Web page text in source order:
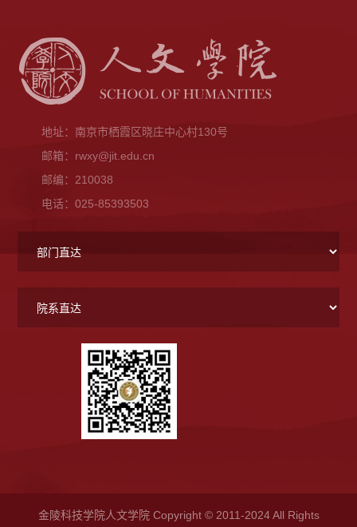
地址：南京市栖霞区晓庄中心村130号
邮箱：rwxy@jit.edu.cn
邮编：210038
电话：025-85393503
金陵科技学院人文学院 Copyright © 2011-2024 All Rights